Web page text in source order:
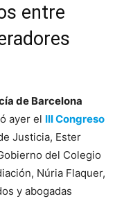
entre
de Barcelona
ayer el III Congreso
Justicia, Ester
del Colegio
Núria Flaquer,
y abogadas